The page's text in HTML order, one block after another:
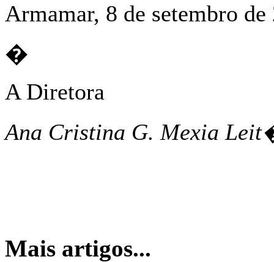
Armamar, 8 de setembro de
�
A Diretora
Ana Cristina G. Mexia
Mais artigos...